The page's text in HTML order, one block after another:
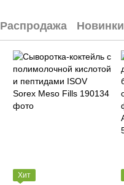
Распродажа Новинки
Хит